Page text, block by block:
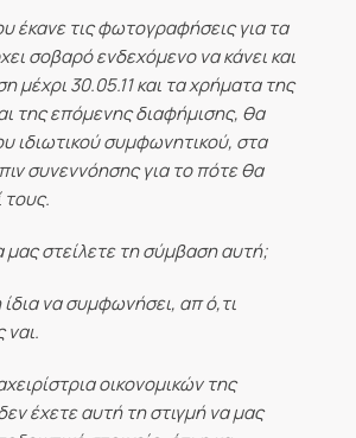
έκανε τις φωτογραφήσεις για τα
σοβαρό ενδεχόμενο να κάνει και
μέχρι 30.05.11 και τα χρήματα της
της επόμενης διαφήμισης, θα
ιδιωτικού συμφωνητικού, στα
συνεννόησης για το πότε θα
τους.
στείλετε τη σύμβαση αυτή;
να συμφωνήσει, απ ό,τι
οικονομικών της 
έχετε αυτή τη στιγμή να μας